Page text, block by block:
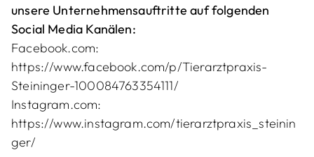
unsere Unternehmensauftritte auf folgenden
Social Media Kanälen:
Facebook.com:
https://www.facebook.com/p/Tierarztpraxis-
Steininger-100084763354111/
Instagram.com:
https://www.instagram.com/tierarztpraxis_steinin
ger/